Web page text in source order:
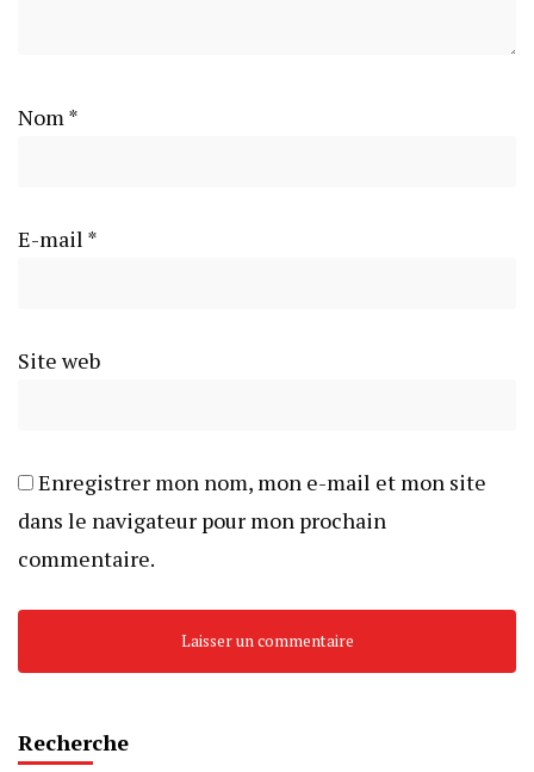
Nom *
E-mail *
Site web
Enregistrer mon nom, mon e-mail et mon site
dans le navigateur pour mon prochain
commentaire.
Recherche